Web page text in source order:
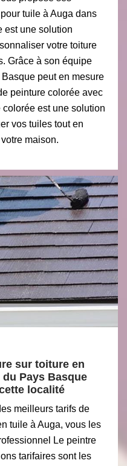
tuile à Auga dans
est une solution
votre toiture
Grâce à son équipe
peut en mesure
peinture colorée avec
est une solution
vos tuiles tout en
maison.
sur toiture en
Pays Basque
localité
meilleurs tarifs de
tuile à Auga, vous les
Le peintre
tarifaires sont les